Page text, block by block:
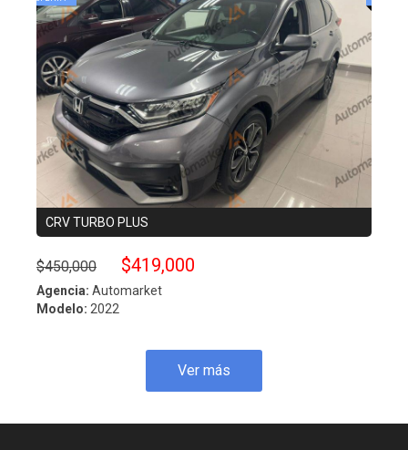
CRV TURBO PLUS
$450,000 $419,000
Agencia: Automarket
Modelo: 2022
Ver más